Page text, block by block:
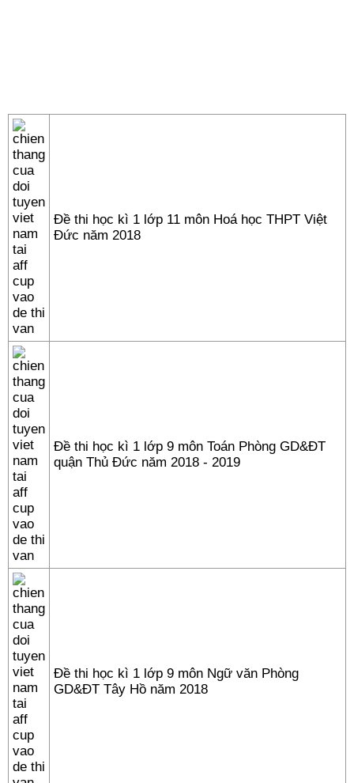
Đề thi học kì 1 lớp 11 môn Hoá học THPT Việt
Đức năm 2018
Đề thi học kì 1 lớp 9 môn Toán Phòng GD&ĐT
quận Thủ Đức năm 2018 - 2019
Đề thi học kì 1 lớp 9 môn Ngữ văn Phòng
GD&ĐT Tây Hồ năm 2018